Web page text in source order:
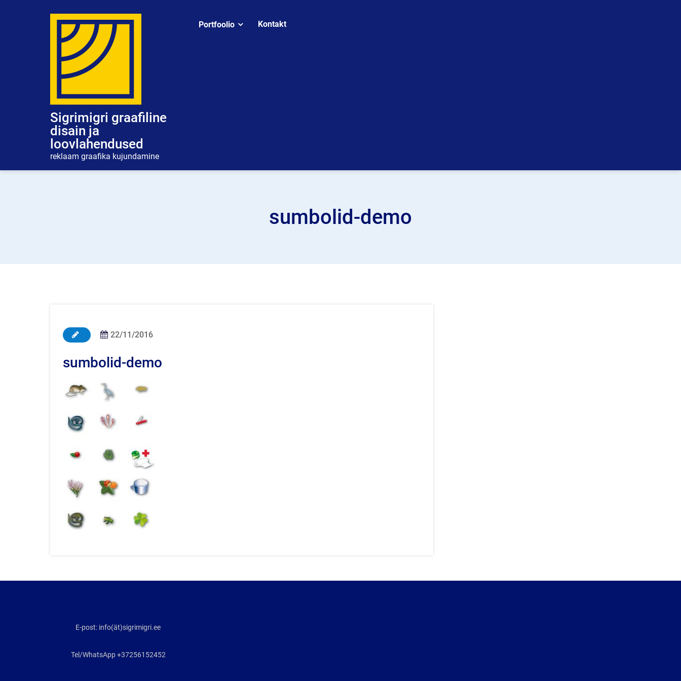
Sigrimigri graafiline
disain ja
loovlahendused
reklaam graafika kujundamine
Portfoolio Kontakt
sumbolid-demo
22/11/2016
sumbolid-demo
E-post: info(ät)sigrimigri.ee
Tel/WhatsApp +37256152452